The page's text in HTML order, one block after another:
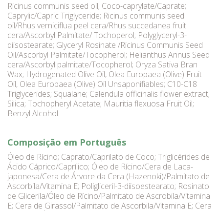
Ricinus communis seed oil; Coco-caprylate/Caprate;
Caprylic/Capric Triglyceride; Ricinus communis seed
oil/Rhus verniciflua peel cera/Rhus succedanea fruit
cera/Ascorbyl Palmitate/ Tochoperol; Polyglyceryl-3-
diisostearate; Glyceryl Rosinate /Ricinus Communis Seed
Oil/Ascorbyl Palmitate/Tocopherol; Helianthus Annus Seed
cera/Ascorbyl palmitate/Tocopherol; Oryza Sativa Bran
Wax; Hydrogenated Olive Oil, Olea Europaea (Olive) Fruit
Oil, Olea Europaea (Olive) Oil Unsaponifiables; C10-C18
Triglycerides; Squalane; Calendula officinalis flower extract;
Silica; Tochopheryl Acetate; Mauritia flexuosa Fruit Oil;
Benzyl Alcohol.
Composição em Português
Óleo de Rícino; Caprato/Caprilato de Coco; Triglicérides de
Ácido Cáprico/Caprílico; Óleo de Rícino/Cera de Laca-
japonesa/Cera de Árvore da Cera (Hazenoki)/Palmitato de
Ascorbila/Vitamina E; Poligliceril-3-diisoestearato; Rosinato
de Glicerila/Óleo de Rícino/Palmitato de Ascrobila/Vitamina
E; Cera de Girassol/Palmitato de Ascorbila/Vitamina E; Cera